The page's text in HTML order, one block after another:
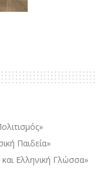
Παιδεία»
Ελληνική Γλώσσα»